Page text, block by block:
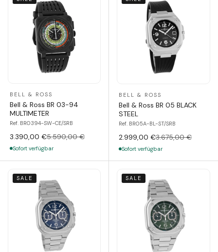
BELL & ROSS
Bell & Ross BR 03-94
MULTIMETER
Ref. BR0394-SW-CE/SRB
3.390,00 €5.590,00 €
Sofort verfügbar
BELL & ROSS
Bell & Ross BR 05 BLACK
STEEL
Ref. BR05A-BL-ST/SRB
2.999,00 €3.675,00 €
Sofort verfügbar
SALE SALE